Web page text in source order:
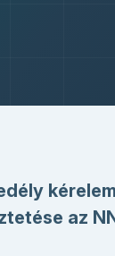
az